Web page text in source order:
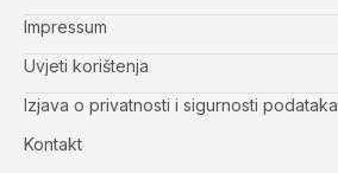
Impressum
Uvjeti korištenja
Izjava o privatnosti i sigurnosti podataka
Kontakt